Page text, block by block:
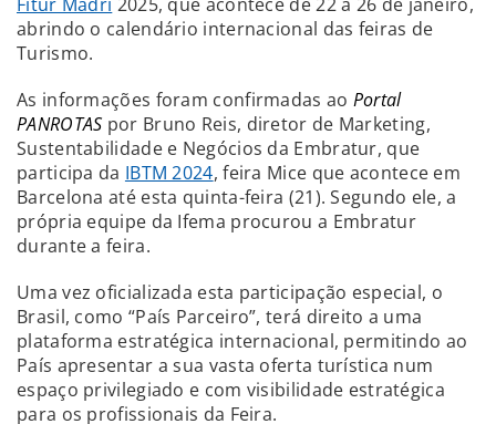
abrindo o calendário internacional das feiras de
Turismo.
As informações foram confirmadas ao Portal
PANROTAS por Bruno Reis, diretor de Marketing,
Sustentabilidade e Negócios da Embratur, que
participa da IBTM 2024, feira Mice que acontece em
Barcelona até esta quinta-feira (21). Segundo ele, a
própria equipe da Ifema procurou a Embratur
durante a feira.
Uma vez oficializada esta participação especial, o
Brasil, como “País Parceiro”, terá direito a uma
plataforma estratégica internacional, permitindo ao
País apresentar a sua vasta oferta turística num
espaço privilegiado e com visibilidade estratégica
para os profissionais da Feira.